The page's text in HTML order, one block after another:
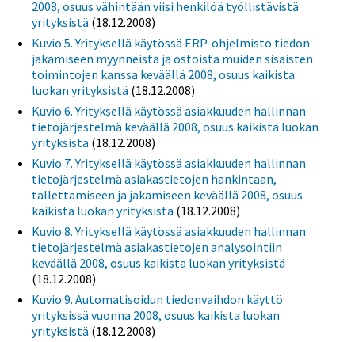
2008, osuus vähintään viisi henkilöä työllistävistä
yrityksistä (18.12.2008)
Kuvio 5. Yrityksellä käytössä ERP-ohjelmisto tiedon
jakamiseen myynneistä ja ostoista muiden sisäisten
toimintojen kanssa keväällä 2008, osuus kaikista
luokan yrityksistä (18.12.2008)
Kuvio 6. Yrityksellä käytössä asiakkuuden hallinnan
tietojärjestelmä keväällä 2008, osuus kaikista luokan
yrityksistä (18.12.2008)
Kuvio 7. Yrityksellä käytössä asiakkuuden hallinnan
tietojärjestelmä asiakastietojen hankintaan,
tallettamiseen ja jakamiseen keväällä 2008, osuus
kaikista luokan yrityksistä (18.12.2008)
Kuvio 8. Yrityksellä käytössä asiakkuuden hallinnan
tietojärjestelmä asiakastietojen analysointiin
keväällä 2008, osuus kaikista luokan yrityksistä
(18.12.2008)
Kuvio 9. Automatisoidun tiedonvaihdon käyttö
yrityksissä vuonna 2008, osuus kaikista luokan
yrityksistä (18.12.2008)